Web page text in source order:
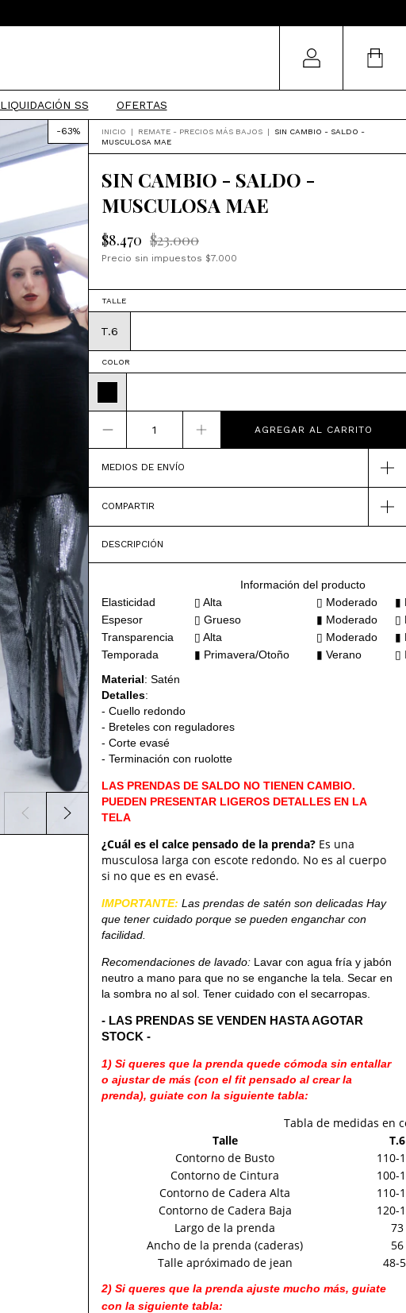
LIQUIDACIÓN SS OFERTAS
-63% INICIO | REMATE - PRECIOS MÁS BAJOS |
SIN CAMBIO - SALDO -
MUSCULOSA MAE
SIN CAMBIO - SALDO -
MUSCULOSA MAE
$8.470 $23.000
Precio sin impuestos $7.000
TALLE
T.6
COLOR
MEDIOS DE ENVÍO
COMPARTIR
DESCRIPCIÓN
Información del producto
Elasticidad
▯ Alta ▯ Moderado
▮
Espesor
▯ Grueso ▮ Moderado
▯
Transparencia
▯ Alta ▯ Moderado
▮
Temporada
▮ Primavera/Otoño ▮ Verano
▯
Material: Satén
Detalles:
- Cuello redondo
- Breteles con reguladores
- Corte evasé
- Terminación con ruolotte
LAS PRENDAS DE SALDO NO TIENEN CAMBIO.
PUEDEN PRESENTAR LIGEROS DETALLES EN LA
TELA
¿Cuál es el calce pensado de la prenda? Es una
musculosa larga con escote redondo. No es al cuerpo
si no que es en evasé.
IMPORTANTE: Las prendas de satén son delicadas Hay
que tener cuidado porque se pueden enganchar con
facilidad.
Recomendaciones de lavado: Lavar con agua fría y jabón
neutro a mano para que no se enganche la tela. Secar en
la sombra no al sol. Tener cuidado con el secarropas.
- LAS PRENDAS SE VENDEN HASTA AGOTAR
STOCK -
1) Si queres que la prenda quede cómoda sin entallar
o ajustar de más (con el fit pensado al crear la
prenda), guiate con la siguiente tabla:
Tabla de medidas en
Talle
T.6
Contorno de Busto
110-
Contorno de Cintura
100-
Contorno de Cadera Alta
110-
Contorno de Cadera Baja
120-
Largo de la prenda
73
Ancho de la prenda (caderas)
56
Talle apróximado de jean
48-
2) Si queres que la prenda ajuste mucho más, guiate
con la siguiente tabla: